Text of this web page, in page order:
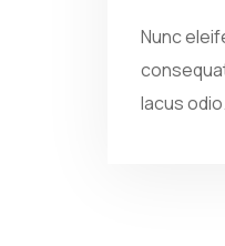
Nunc
lacus odio.